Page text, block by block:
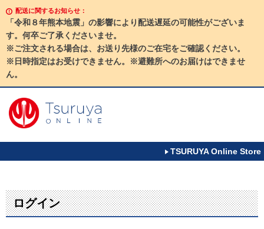
配送に関するお知らせ：
「令和８年熊本地震」の影響により配送遅延の可能性がございま
す。何卒ご了承くださいませ。
※ご注文される場合は、お送り先様のご在宅をご確認ください。
※日時指定はお受けできません。※避難所へのお届けはできませ
ん。
TSURUYA Online Store
ログイン